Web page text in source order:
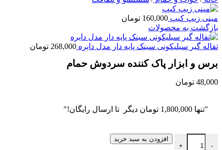
مینی زیپ کیپ 160,000 تومان
بازگشت به محصولات
تفاله گیر سیلیکونی سینک پایه دار مدل دایره 268,000 تومان
برس و ابزار پاک کننده سردوش حمام
48,000 تومان
"تنها 1,800,000 تومان دیگر تا ارسال رایگان!"
-
برس و ابزار پاک کننده سردوش حمام عدد
+
افزودن به سبد خرید